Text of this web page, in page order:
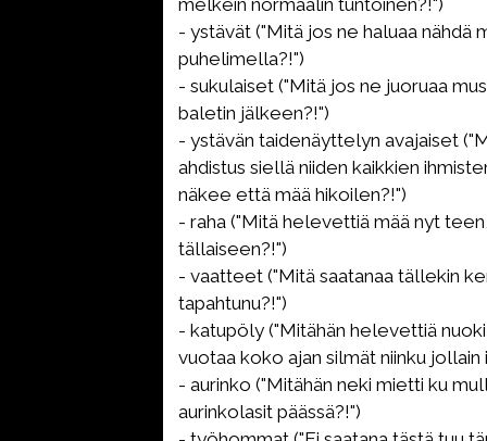
melkein normaalin tuntoinen?!")
- ystävät ("Mitä jos ne haluaa nähdä
puhelimella?!")
- sukulaiset ("Mitä jos ne juoruaa
baletin jälkeen?!")
- ystävän taidenäyttelyn avajaiset
ahdistus siellä niiden kaikkien
näkee että mää hikoilen?!")
- raha ("Mitä helevettiä mää nyt
tällaiseen?!")
- vaatteet ("Mitä saatanaa tällekin
tapahtunu?!")
- katupöly ("Mitähän helevettiä
vuotaa koko ajan silmät niinku
- aurinko ("Mitähän neki mietti ku
aurinkolasit päässä?!")